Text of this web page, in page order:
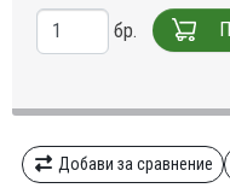
бр.
Добави за сравнение